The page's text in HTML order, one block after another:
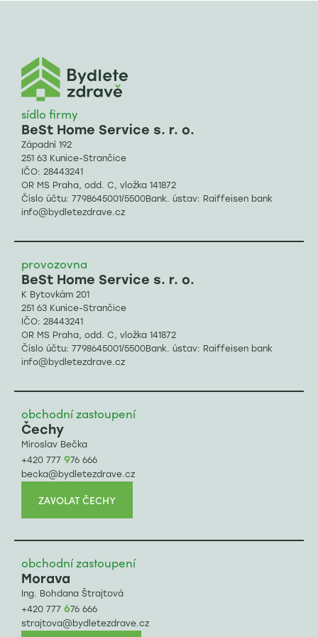
sídlo firmy
BeSt Home Service s. r. o.
Západní 192
251 63 Kunice-Strančice
IČO: 28443241
OR MS Praha, odd. C, vložka 141872
Číslo účtu: 7798645001/5500Bank. ústav: Raiffeisen bank
info@bydletezdrave.cz
provozovna
BeSt Home Service s. r. o.
K Bytovkám 201
251 63 Kunice-Strančice
IČO: 28443241
OR MS Praha, odd. C, vložka 141872
Číslo účtu: 7798645001/5500Bank. ústav: Raiffeisen bank
info@bydletezdrave.cz
obchodní zastoupení
Čechy
Miroslav Bečka
+420 777976 666
becka@bydletezdrave.cz
ZAVOLAT ČECHY
obchodní zastoupení
Morava
Ing. Bohdana Štrajtová
+420 777676 666
strajtova@bydletezdrave.cz